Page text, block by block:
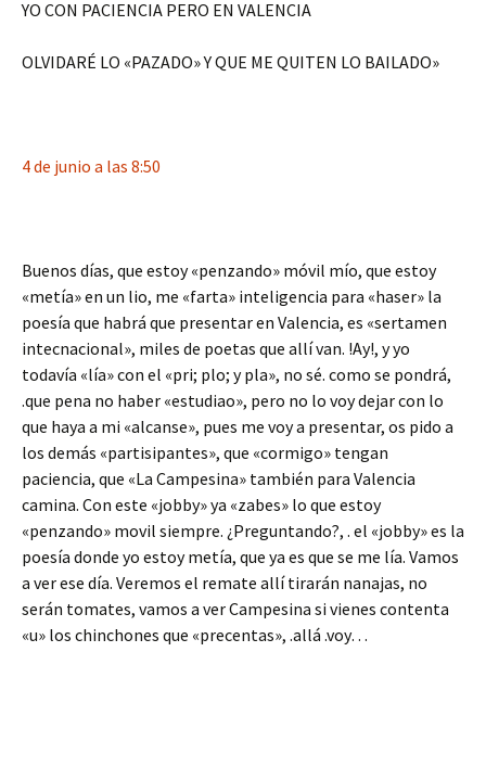
YO CON PACIENCIA PERO EN VALENCIA
OLVIDARÉ LO «PAZADO» Y QUE ME QUITEN LO BAILADO»
4 de junio a las 8:50
Buenos días, que estoy «penzando» móvil mío, que estoy
«metía» en un lio, me «farta» inteligencia para «haser» la
poesía que habrá que presentar en Valencia, es «sertamen
intecnacional», miles de poetas que allí van. !Ay!, y yo
todavía «lía» con el «pri; plo; y pla», no sé. como se pondrá,
.que pena no haber «estudiao», pero no lo voy dejar con lo
que haya a mi «alcanse», pues me voy a presentar, os pido a
los demás «partisipantes», que «cormigo» tengan
paciencia, que «La Campesina» también para Valencia
camina. Con este «jobby» ya «zabes» lo que estoy
«penzando» movil siempre. ¿Preguntando?, . el «jobby» es la
poesía donde yo estoy metía, que ya es que se me lía. Vamos
a ver ese día. Veremos el remate allí tirarán nanajas, no
serán tomates, vamos a ver Campesina si vienes contenta
«u» los chinchones que «precentas», .allá .voy…